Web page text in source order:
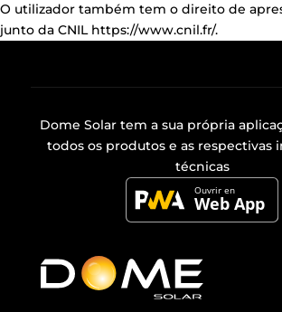
O utilizador também tem o direito de
junto da CNIL https://www.cnil.fr/.
Dome Solar tem a sua própria
todos os produtos e as respectivas
técnicas